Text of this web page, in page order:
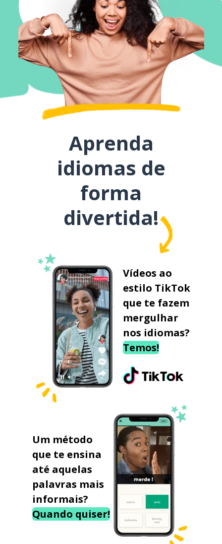
Aprenda
idiomas de
forma
divertida!
Vídeos ao
estilo TikTok
que te fazem
mergulhar
nos idiomas?
Temos!
Um método
que te ensina
até aquelas
palavras mais
informais?
Quando quiser!